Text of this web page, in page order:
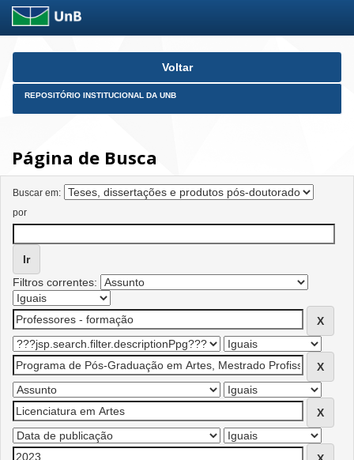
Skip
Voltar
REPOSITÓRIO INSTITUCIONAL DA UNB
Página de Busca
Buscar em:
por
Filtros correntes: